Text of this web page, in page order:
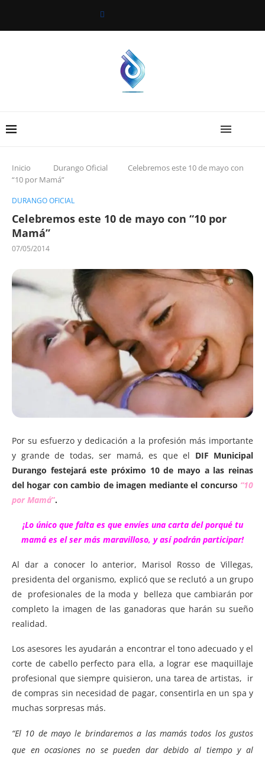
Inicio Durango Oficial
Celebremos este 10 de mayo con
“10 por Mamá”
DURANGO OFICIAL
Celebremos este 10 de mayo con “10 por
Mamá”
07/05/2014
Por su esfuerzo y dedicación a la profesión más importante
y grande de todas, ser mamá, es que el DIF Municipal
Durango festejará este próximo 10 de mayo a las reinas
del hogar con cambio de imagen mediante el concurso “10
por Mamá”.
¡Lo único que falta es que envíes una carta del porqué tu
mamá es el ser más maravilloso, y así podrán participar!
Al dar a conocer lo anterior, Marisol Rosso de Villegas,
presidenta del organismo, explicó que se reclutó a un grupo
de profesionales de la moda y belleza que cambiarán por
completo la imagen de las ganadoras que harán su sueño
realidad.
Los asesores les ayudarán a encontrar el tono adecuado y el
corte de cabello perfecto para ella, a lograr ese maquillaje
profesional que siempre quisieron, una tarea de artistas, ir
de compras sin necesidad de pagar, consentirla en un spa y
muchas sorpresas más.
“El 10 de mayo le brindaremos a las mamás todos los gustos
que en ocasiones no se pueden dar debido al tiempo y al